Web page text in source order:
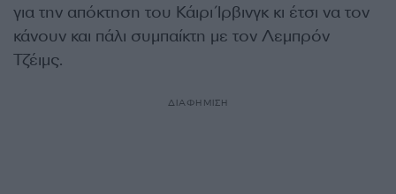
για την απόκτηση του Κάιρι Ίρβινγκ κι έτσι να τον
κάνουν και πάλι συμπαίκτη με τον Λεμπρόν
Τζέιμς.
ΔΙΑΦΗΜΙΣΗ